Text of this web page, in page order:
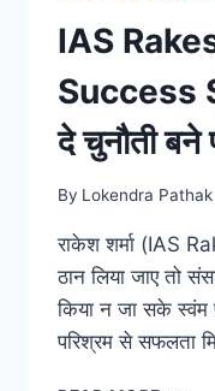
IAS
Success
दे चुनौती
By Lokendra Pathak
राकेश शर्मा (IAS
ठान लिया जाए तो
किया न जा सके स्वंम
परिश्रम से सफलता